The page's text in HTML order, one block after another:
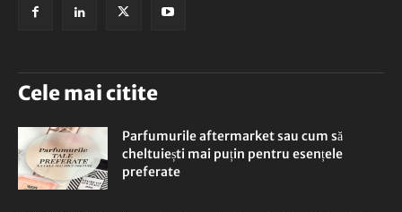
Cele mai citite
Parfumurile aftermarket sau cum să
cheltuiești mai puțin pentru esențele
preferate